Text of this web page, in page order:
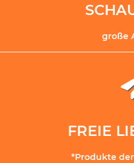
große
FREIE
*Produkte